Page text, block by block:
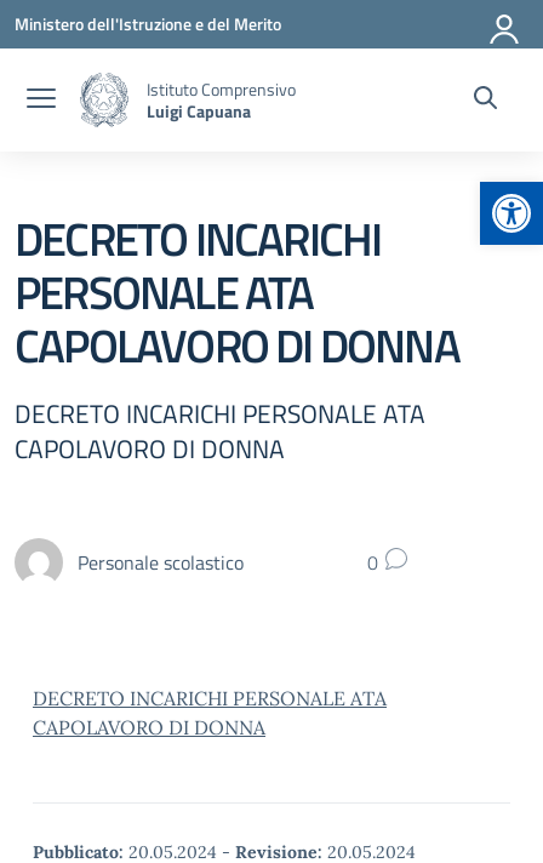
Vai ai contenuti
Vai al menu di navigazione
Vai al footer
Ministero dell'Istruzione e del Merito
Istituto Comprensivo
Luigi Capuana
DECRETO INCARICHI
PERSONALE ATA
CAPOLAVORO DI DONNA
DECRETO INCARICHI PERSONALE ATA
CAPOLAVORO DI DONNA
Personale scolastico 0
DECRETO INCARICHI PERSONALE ATA
CAPOLAVORO DI DONNA
Pubblicato: 20.05.2024 - Revisione: 20.05.2024